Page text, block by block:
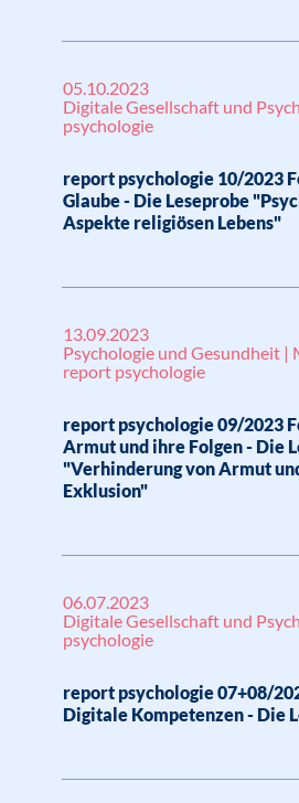
05.10.2023
Digitale Gesellschaft und
psychologie
report psychologie 10/2023
Glaube - Die Leseprobe
Aspekte religiösen Lebens"
13.09.2023
Psychologie und Gesundheit |
report psychologie
report psychologie 09/2023
Armut und ihre Folgen - Die
"Verhinderung von Armut
Exklusion"
06.07.2023
Digitale Gesellschaft und
psychologie
report psychologie 07+08/
Digitale Kompetenzen - Die